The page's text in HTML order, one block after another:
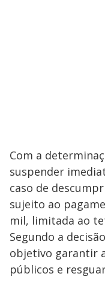
Com a
suspender
caso de
sujeito ao
mil, limitada ao
Segundo a
objetivo garantir
públicos e